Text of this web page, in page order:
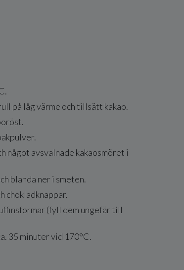
på låg värme och tillsätt kakao.
något avsvalnade kakaosmöret i
blanda ner i smeten.
chokladknappar.
(fyll dem ungefär till
35 minuter vid 170°C.